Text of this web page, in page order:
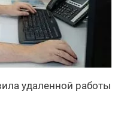
удаленной работы